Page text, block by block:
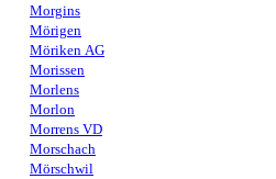
Morgins
Mörigen
Möriken AG
Morissen
Morlens
Morlon
Morrens VD
Morschach
Mörschwil